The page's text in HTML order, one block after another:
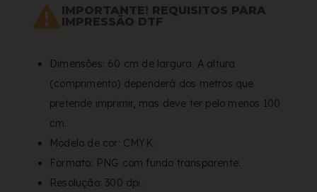
IMPORTANTE! REQUISITOS PARA
IMPRESSÃO DTF
Dimensões: 60 cm de largura. A altura
(comprimento) dependerá dos metros que
pretende imprimir, mas deve ter pelo menos 100
cm.
Modelo de cor: CMYK.
Formato: PNG com fundo transparente.
Resolução: 300 dpi.